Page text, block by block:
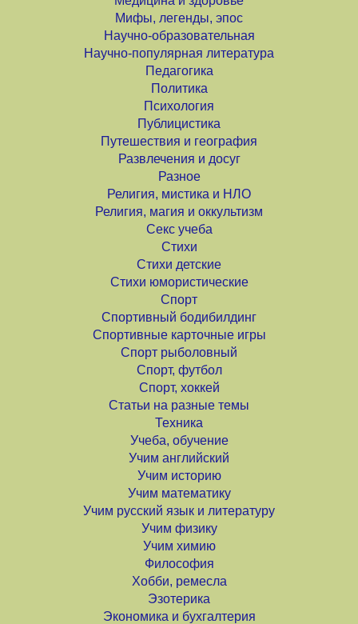
Мифы, легенды, эпос
Научно-образовательная
Научно-популярная литература
Педагогика
Политика
Психология
Публицистика
Путешествия и география
Развлечения и досуг
Разное
Религия, мистика и НЛО
Религия, магия и оккультизм
Секс учеба
Стихи
Стихи детские
Стихи юмористические
Спорт
Спортивный бодибилдинг
Спортивные карточные игры
Спорт рыболовный
Спорт, футбол
Спорт, хоккей
Статьи на разные темы
Техника
Учеба, обучение
Учим английский
Учим историю
Учим математику
Учим русский язык и литературу
Учим физику
Учим химию
Философия
Хобби, ремесла
Эзотерика
Экономика и бухгалтерия